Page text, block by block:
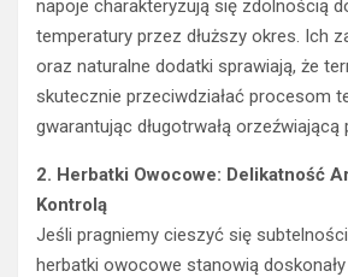
napoje charakteryzują się zdolnością
temperatury przez dłuższy okres. Ich
oraz naturalne dodatki sprawiają, że
skutecznie przeciwdziałać procesom
gwarantując długotrwałą orzeźwiającą
2. Herbatki Owocowe: Delikatność
Kontrolą
Jeśli pragniemy cieszyć się
herbatki owocowe stanowią